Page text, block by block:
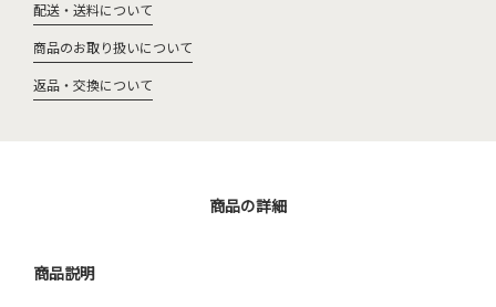
配送・送料について
商品のお取り扱いについて
返品・交換について
商品の詳細
商品説明